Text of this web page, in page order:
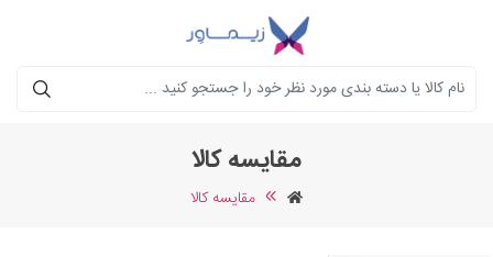
جستجو
مقایسه کالا
مقایسه کالا